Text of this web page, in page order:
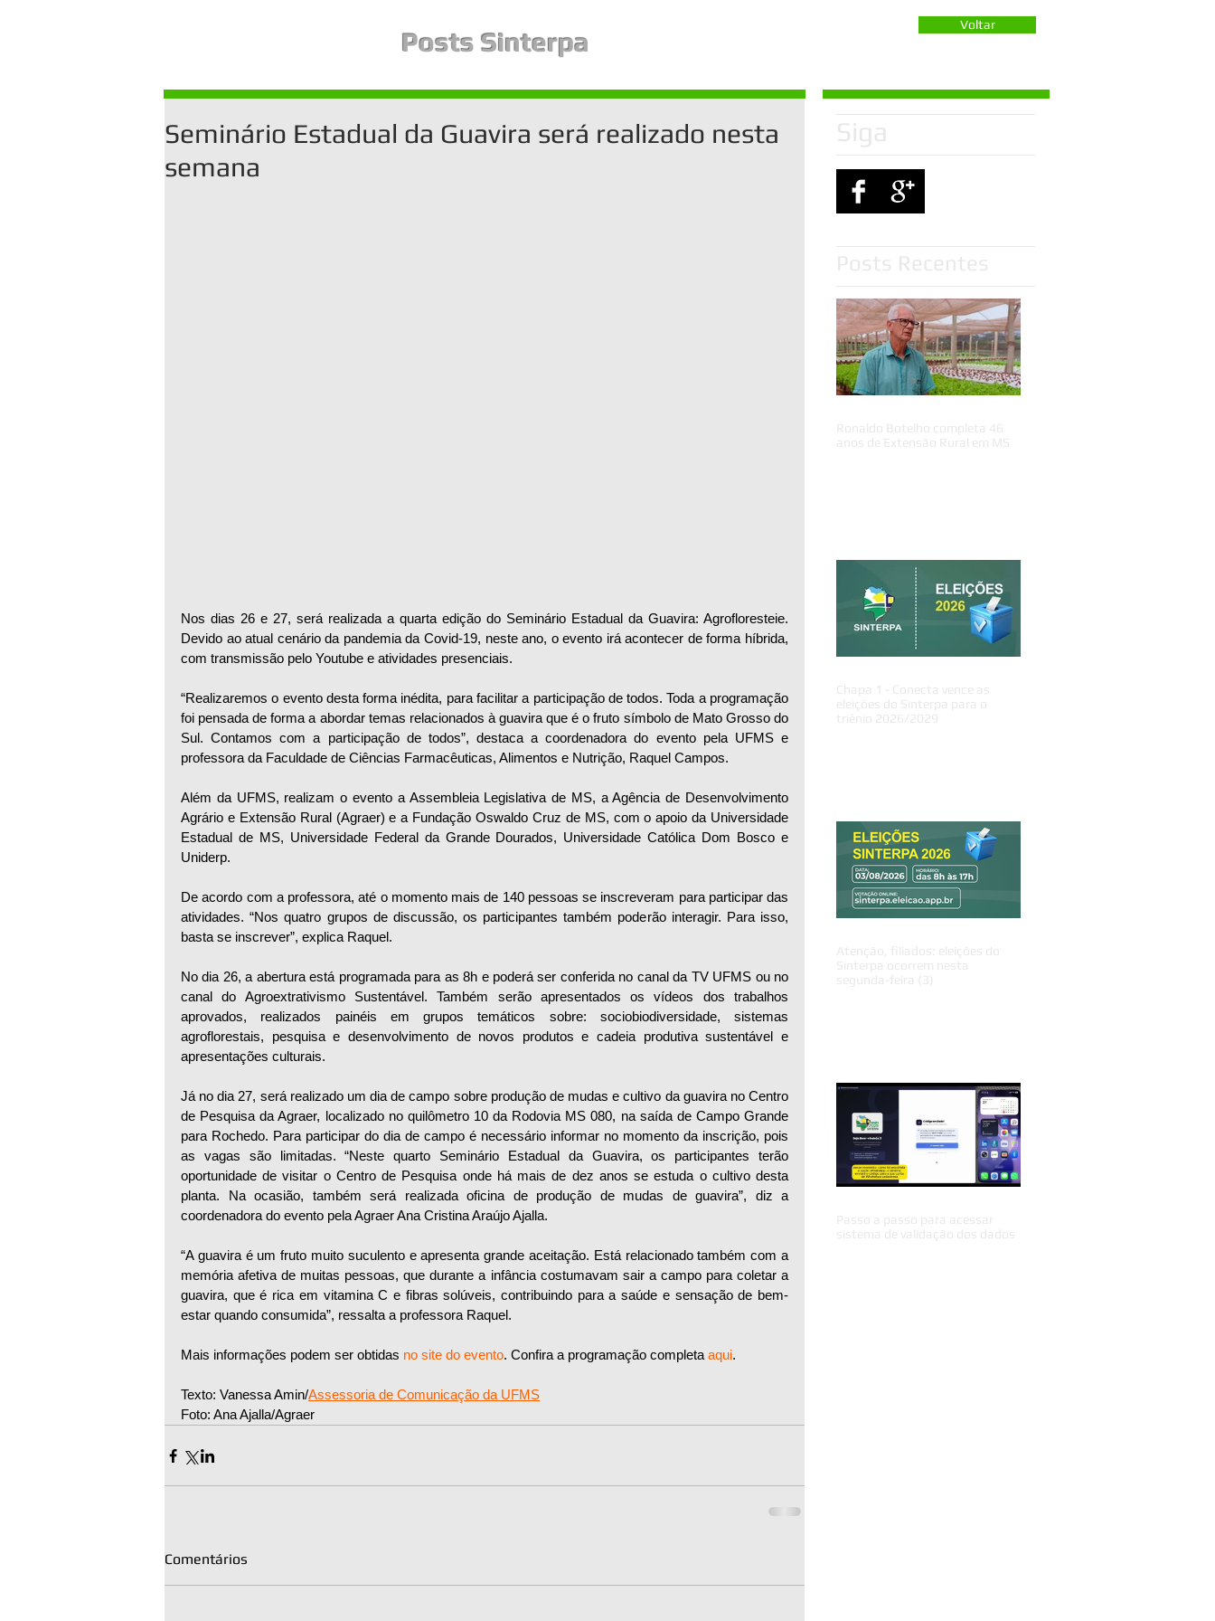
Posts Sinterpa
Seminário Estadual da Guavira será realizado nesta
semana
Nos dias 26 e 27, será realizada a quarta edição do Seminário Estadual da Guavira: Agrofloresteie.
Devido ao atual cenário da pandemia da Covid-19, neste ano, o evento irá acontecer de forma híbrida,
com transmissão pelo Youtube e atividades presenciais.
“Realizaremos o evento desta forma inédita, para facilitar a participação de todos. Toda a programação
foi pensada de forma a abordar temas relacionados à guavira que é o fruto símbolo de Mato Grosso do
Sul. Contamos com a participação de todos”, destaca a coordenadora do evento pela UFMS e
professora da Faculdade de Ciências Farmacêuticas, Alimentos e Nutrição, Raquel Campos.
Além da UFMS, realizam o evento a Assembleia Legislativa de MS, a Agência de Desenvolvimento
Agrário e Extensão Rural (Agraer) e a Fundação Oswaldo Cruz de MS, com o apoio da Universidade
Estadual de MS, Universidade Federal da Grande Dourados, Universidade Católica Dom Bosco e
Uniderp.
De acordo com a professora, até o momento mais de 140 pessoas se inscreveram para participar das
atividades. “Nos quatro grupos de discussão, os participantes também poderão interagir. Para isso,
basta se inscrever”, explica Raquel.
No dia 26, a abertura está programada para as 8h e poderá ser conferida no canal da TV UFMS ou no
canal do Agroextrativismo Sustentável. Também serão apresentados os vídeos dos trabalhos
aprovados, realizados painéis em grupos temáticos sobre: sociobiodiversidade, sistemas
agroflorestais, pesquisa e desenvolvimento de novos produtos e cadeia produtiva sustentável e
apresentações culturais.
Já no dia 27, será realizado um dia de campo sobre produção de mudas e cultivo da guavira no Centro
de Pesquisa da Agraer, localizado no quilômetro 10 da Rodovia MS 080, na saída de Campo Grande
para Rochedo. Para participar do dia de campo é necessário informar no momento da inscrição, pois
as vagas são limitadas. “Neste quarto Seminário Estadual da Guavira, os participantes terão
oportunidade de visitar o Centro de Pesquisa onde há mais de dez anos se estuda o cultivo desta
planta. Na ocasião, também será realizada oficina de produção de mudas de guavira”, diz a
coordenadora do evento pela Agraer Ana Cristina Araújo Ajalla.
“A guavira é um fruto muito suculento e apresenta grande aceitação. Está relacionado também com a
memória afetiva de muitas pessoas, que durante a infância costumavam sair a campo para coletar a
guavira, que é rica em vitamina C e fibras solúveis, contribuindo para a saúde e sensação de bem-
estar quando consumida”, ressalta a professora Raquel.
Mais informações podem ser obtidas no site do evento. Confira a programação completa aqui.
Texto: Vanessa Amin/Assessoria de Comunicação da UFMS
Foto: Ana Ajalla/Agraer
Comentários
Voltar